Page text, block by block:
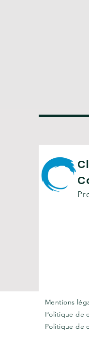
Mentions
Politique de
Politique de